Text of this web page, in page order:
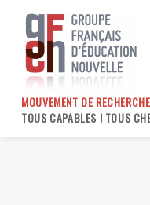
content
MOUVEMENT DE
TOUS CAPABLES ! TOUS